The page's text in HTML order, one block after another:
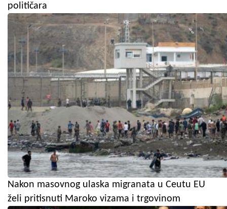
političara
Nakon masovnog ulaska migranata u Ceutu EU
želi pritisnuti Maroko vizama i trgovinom